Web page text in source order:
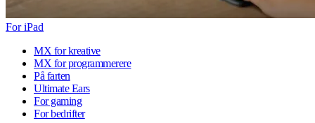
For iPad
MX for kreative
MX for programmerere
På farten
Ultimate Ears
For gaming
For bedrifter